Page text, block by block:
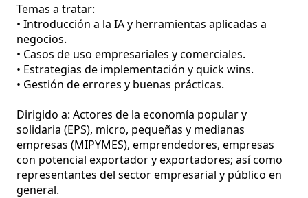
Temas a tratar:
• Introducción a la IA y herramientas aplicadas a
negocios.
• Casos de uso empresariales y comerciales.
• Estrategias de implementación y quick wins.
• Gestión de errores y buenas prácticas.
Dirigido a: Actores de la economía popular y
solidaria (EPS), micro, pequeñas y medianas
empresas (MIPYMES), emprendedores, empresas
con potencial exportador y exportadores; así como
representantes del sector empresarial y público en
general.